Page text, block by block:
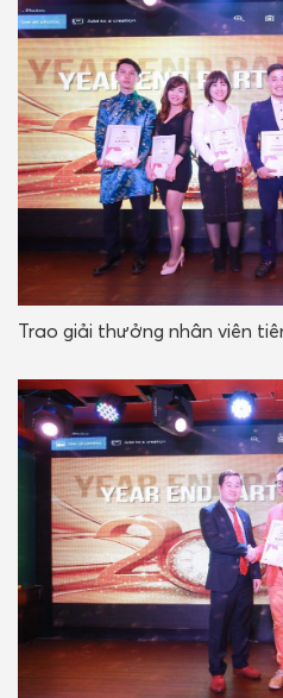
Trao giải thưởng nhân viên